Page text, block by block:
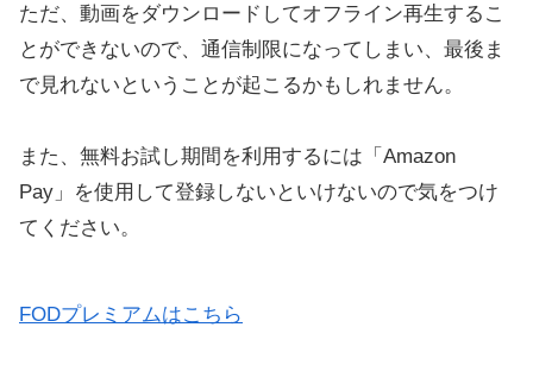
ただ、動画をダウンロードしてオフライン再生するこ
とができないので、通信制限になってしまい、最後ま
で見れないということが起こるかもしれません。
また、無料お試し期間を利用するには「Amazon
Pay」を使用して登録しないといけないので気をつけ
てください。
FODプレミアムはこちら